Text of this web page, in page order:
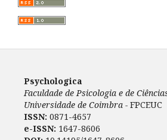
Psychologica
Faculdade de Psicologia e de
Universidade de Coimbra - FPCEUC
ISSN: 0871-4657
e-ISSN: 1647-8606